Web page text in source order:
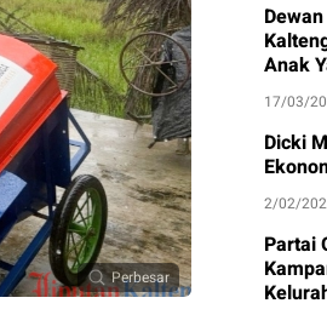
Perbesar
Anak
17/03/
Dicki
2/02/
Partai